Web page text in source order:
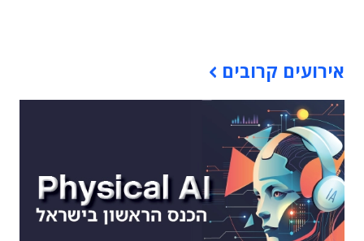
אירועים קרובים